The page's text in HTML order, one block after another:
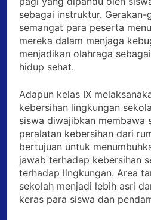
sebagai instruktur. Gerakan-
semangat para peserta
mereka dalam menjaga
menjadikan olahraga
hidup sehat.
Adapun kelas IX
kebersihan lingkungan
siswa diwajibkan membawa
peralatan kebersihan dari
bertujuan untuk
jawab terhadap kebersihan
terhadap lingkungan. Area
sekolah menjadi lebih asri
keras para siswa dan